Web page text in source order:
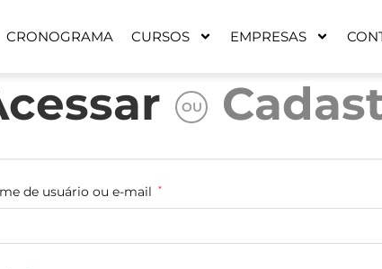
CRONOGRAMA CURSOS EMPRESAS
OU
de usuário ou e-mail *